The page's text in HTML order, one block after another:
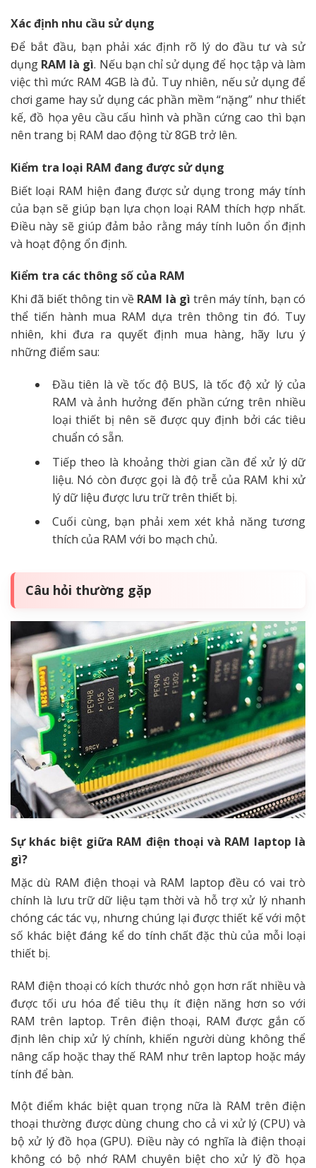
Xác định nhu cầu sử dụng
Để bắt đầu, bạn phải xác định rõ lý do đầu tư và sử
dụng RAM là gì. Nếu bạn chỉ sử dụng để học tập và làm
việc thì mức RAM 4GB là đủ. Tuy nhiên, nếu sử dụng để
chơi game hay sử dụng các phần mềm “nặng” như thiết
kế, đồ họa yêu cầu cấu hình và phần cứng cao thì bạn
nên trang bị RAM dao động từ 8GB trở lên.
Kiểm tra loại RAM đang được sử dụng
Biết loại RAM hiện đang được sử dụng trong máy tính
của bạn sẽ giúp bạn lựa chọn loại RAM thích hợp nhất.
Điều này sẽ giúp đảm bảo rằng máy tính luôn ổn định
và hoạt động ổn định.
Kiểm tra các thông số của RAM
Khi đã biết thông tin về RAM là gì trên máy tính, bạn có
thể tiến hành mua RAM dựa trên thông tin đó. Tuy
nhiên, khi đưa ra quyết định mua hàng, hãy lưu ý
những điểm sau:
Đầu tiên là về tốc độ BUS, là tốc độ xử lý của
RAM và ảnh hưởng đến phần cứng trên nhiều
loại thiết bị nên sẽ được quy định bởi các tiêu
chuẩn có sẵn.
Tiếp theo là khoảng thời gian cần để xử lý dữ
liệu. Nó còn được gọi là độ trễ của RAM khi xử
lý dữ liệu được lưu trữ trên thiết bị.
Cuối cùng, bạn phải xem xét khả năng tương
thích của RAM với bo mạch chủ.
Câu hỏi thường gặp
Sự khác biệt giữa RAM điện thoại và RAM laptop là
gì?
Mặc dù RAM điện thoại và RAM laptop đều có vai trò
chính là lưu trữ dữ liệu tạm thời và hỗ trợ xử lý nhanh
chóng các tác vụ, nhưng chúng lại được thiết kế với một
số khác biệt đáng kể do tính chất đặc thù của mỗi loại
thiết bị.
RAM điện thoại có kích thước nhỏ gọn hơn rất nhiều và
được tối ưu hóa để tiêu thụ ít điện năng hơn so với
RAM trên laptop. Trên điện thoại, RAM được gắn cố
định lên chip xử lý chính, khiến người dùng không thể
nâng cấp hoặc thay thế RAM như trên laptop hoặc máy
tính để bàn.
Một điểm khác biệt quan trọng nữa là RAM trên điện
thoại thường được dùng chung cho cả vi xử lý (CPU) và
bộ xử lý đồ họa (GPU). Điều này có nghĩa là điện thoại
không có bộ nhớ RAM chuyên biệt cho xử lý đồ họa